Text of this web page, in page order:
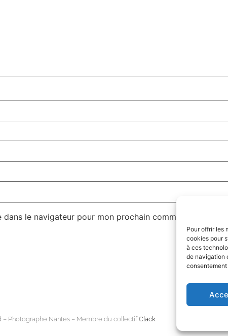
Pour offrir les
cookies pour
à ces
de navigation
le navigateur pour mon prochain commentaire.
– Photographe Nantes – Membre du collectifClack